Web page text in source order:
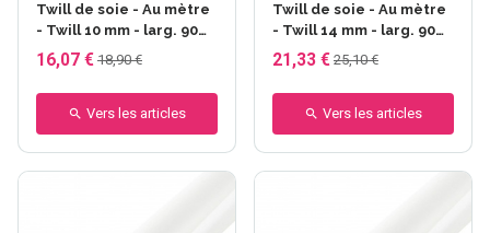
Twill de soie - Au mètre
- Twill 10 mm - larg. 90
cm - 44gr/m²
16,07 € 18,90 €
Vers les articles
Twill de soie - Au mètre
- Twill 14 mm - larg. 90
cm - 62gr/m²
21,33 € 25,10 €
Vers les articles